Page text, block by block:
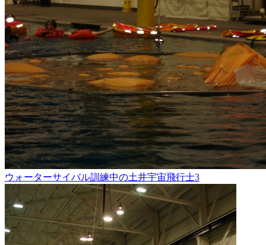
ウォーターサイバル訓練中の土井宇宙飛行士3